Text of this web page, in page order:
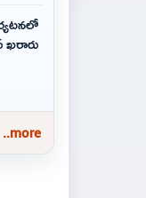
ఖరారు
..more